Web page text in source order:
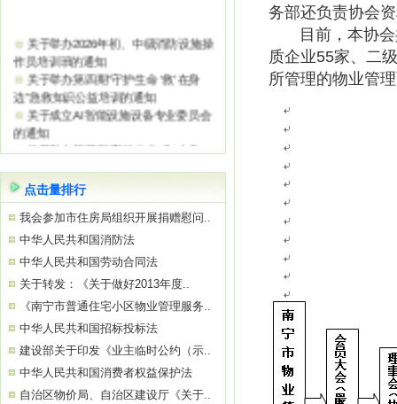
关于举办2026年初、中级消防设施操
作员培训班的通知
关于举办第四期“守护生命 ‘救’在身
边”急救知识公益培训的通知
关于成立AI智能设施设备专业委员会
的通知
关于举办第三期“守护生命 ‘救’在身
习基地”——南宁绿地璞悦公馆的通知
关于举办2026年初、中级消防设施操
作员
关于参观“南宁市物业服务质量提升学
习基地”——南宁中国太平金融大厦的通
知
关于举办“巧用心理学 让沟通更简单高
效”公益培训的通知
点击量排行
我会参加市住房局组织开展捐赠慰问..
中华人民共和国消防法
中华人民共和国劳动合同法
关于转发：《关于做好2013年度..
《南宁市普通住宅小区物业管理服务..
中华人民共和国招标投标法
建设部关于印发《业主临时公约（示..
中华人民共和国消费者权益保护法
自治区物价局、自治区建设厅《关于..
务部还负责协会
目前，本协会
质企业55家、二
所管理的物业管